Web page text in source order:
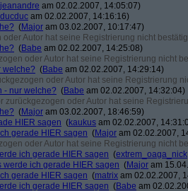
jeanandre am 02.02.2007, 14:05:07)
ducduc am 02.02.2007, 14:16:16)
(Major am 03.02.2007, 10:17:47)
oder Autor hat seine Registrierung nicht
(Babe am 02.02.2007, 14:25:08)
oder Autor hat seine Registrierung nicht
welche? (Babe am 02.02.2007, 14:29:14)
oder Autor hat seine Registrierung
- nur welche? (Babe am 02.02.2007, 14:32:04)
zurückgezogen oder Autor hat seine
(Major am 03.02.2007, 18:46:59)
HIER sagen (kaukus am 02.02.2007,
gerade HIER sagen (Major am 02.02.2007,
oder Autor hat seine Registrierung nicht
ich gerade HIER sagen (extrem_oaga_nick
werde ich gerade HIER sagen (Major am
gerade HIER sagen (matrix am 02.02.2007,
ich gerade HIER sagen (Babe am